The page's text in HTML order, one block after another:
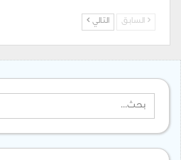
السابق التالي